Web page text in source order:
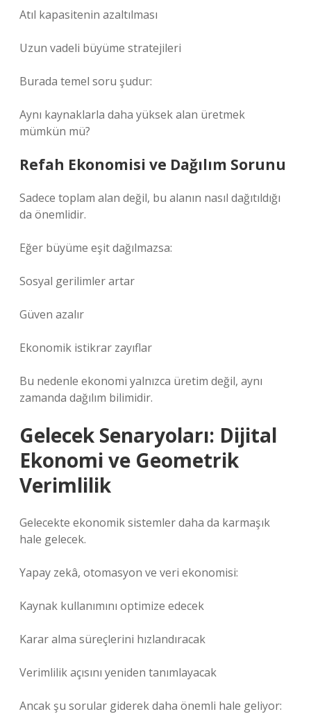
Atıl kapasitenin azaltılması
Uzun vadeli büyüme stratejileri
Burada temel soru şudur:
Aynı kaynaklarla daha yüksek alan üretmek
mümkün mü?
Refah Ekonomisi ve Dağılım Sorunu
Sadece toplam alan değil, bu alanın nasıl dağıtıldığı
da önemlidir.
Eğer büyüme eşit dağılmazsa:
Sosyal gerilimler artar
Güven azalır
Ekonomik istikrar zayıflar
Bu nedenle ekonomi yalnızca üretim değil, aynı
zamanda dağılım bilimidir.
Gelecek Senaryoları: Dijital
Ekonomi ve Geometrik
Verimlilik
Gelecekte ekonomik sistemler daha da karmaşık
hale gelecek.
Yapay zekâ, otomasyon ve veri ekonomisi:
Kaynak kullanımını optimize edecek
Karar alma süreçlerini hızlandıracak
Verimlilik açısını yeniden tanımlayacak
Ancak şu sorular giderek daha önemli hale geliyor: